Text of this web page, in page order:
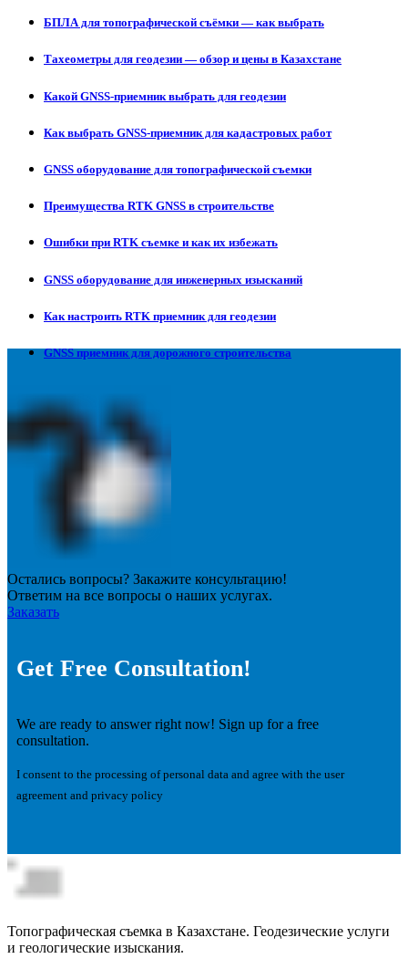
БПЛА для топографической съёмки — как выбрать
Тахеометры для геодезии — обзор и цены в Казахстане
Какой GNSS-приемник выбрать для геодезии
Как выбрать GNSS-приемник для кадастровых работ
GNSS оборудование для топографической съемки
Преимущества RTK GNSS в строительстве
Ошибки при RTK съемке и как их избежать
GNSS оборудование для инженерных изысканий
Как настроить RTK приемник для геодезии
GNSS приемник для дорожного строительства
Остались вопросы? Закажите консультацию!
Ответим на все вопросы о наших услугах.
Заказать
Get Free Consultation!
We are ready to answer right now! Sign up for a free
consultation.
I consent to the processing of personal data and agree with the user
agreement and privacy policy
Топографическая съемка в Казахстане. Геодезические услуги
и геологические изыскания.